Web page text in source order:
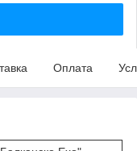
Оплата